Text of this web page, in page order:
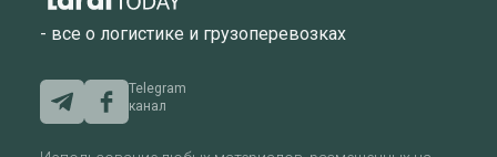
- все о логистике и грузоперевозках
Telegram
канал